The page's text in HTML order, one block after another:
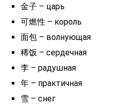
金子 – царь
可燃性 – король
面包 – волнующая
稀饭 – сердечная
李 – радушная
年 – практичная
雪 – снег